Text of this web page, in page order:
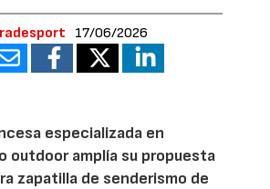
17/06/2026
especializada en
outdoor amplía su propuesta
zapatilla de senderismo de